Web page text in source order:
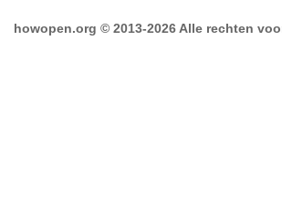
howopen.org © 2013-2026 Alle rechten